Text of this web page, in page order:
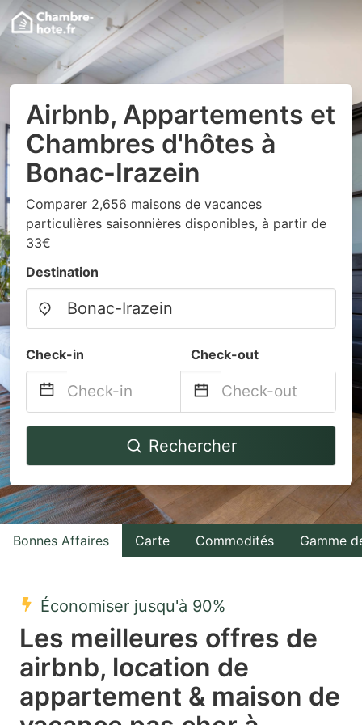
Airbnb, Appartements et
Chambres d'hôtes à
Bonac-Irazein
Comparer 2,656 maisons de vacances
particulières saisonnières disponibles, à partir de
33€
Destination
Check-in Check-out
Navigate
to
interact
with
the
select
date.
Press
Navigate
backward
to
interact
with
the
select
a
date.
Press
Rechercher
Bonnes Affaires Carte Commodités Gamme
Économiser jusqu'à 90%
Les meilleures offres de
airbnb, location de
appartement & maison de